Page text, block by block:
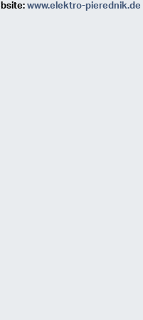
www.elektro-pierednik.de